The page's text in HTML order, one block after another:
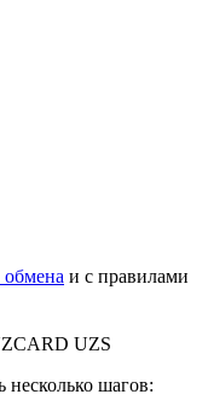
и с правилами
UZS
шагов: